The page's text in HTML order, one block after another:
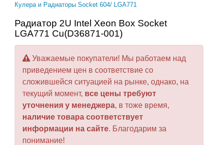
Кулера и Радиаторы Socket 604/ LGA771
Радиатор 2U Intel Xeon Box Socket
LGA771 Cu(D36871-001)
Уважаемые покупатели! Мы работаем над
приведением цен в соответствие со
сложившейся ситуацией на рынке, однако, на
текущий момент, все цены требуют
уточнения у менеджера, в тоже время,
наличие товара соответствует
информации на сайте. Благодарим за
понимание!